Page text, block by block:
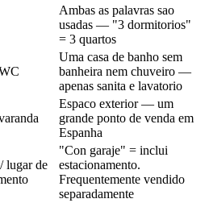
Ambas as palavras sao
usadas — "3 dormitorios"
= 3 quartos
Uma casa de banho sem
banheira nem chuveiro —
apenas sanita e lavatorio
Espaco exterior — um
grande ponto de venda em
Espanha
lugar de
"Con garaje" = inclui
estacionamento.
Frequentemente vendido
separadamente